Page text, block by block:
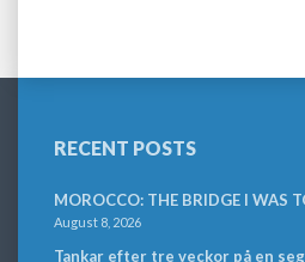
RECENT POSTS
MOROCCO: THE BRIDGE I WAS
August 8, 2026
Tankar efter tre veckor på en